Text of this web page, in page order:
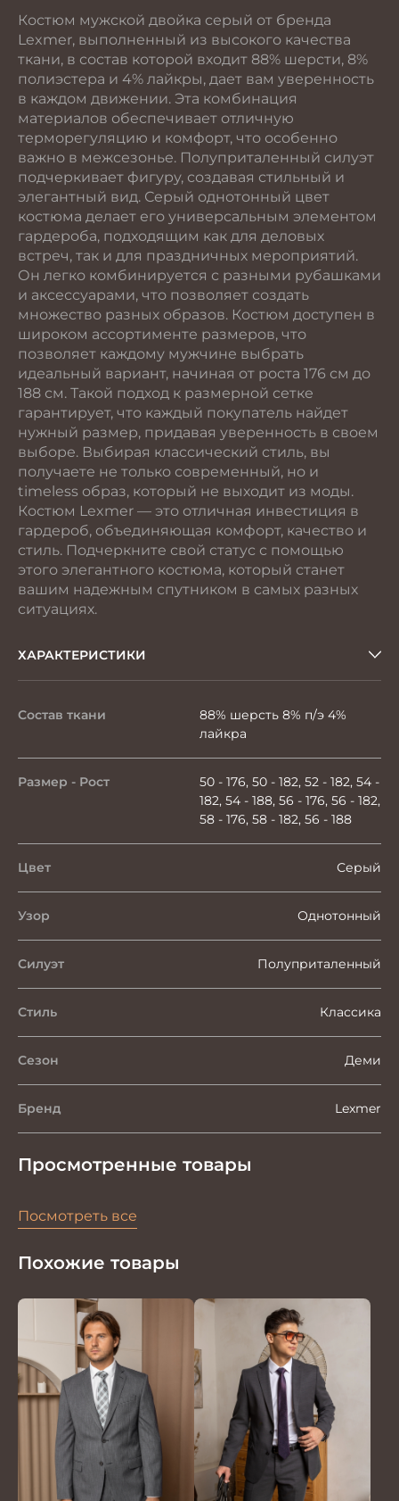
Костюм мужской двойка серый от бренда
Lexmer, выполненный из высокого качества
ткани, в состав которой входит 88% шерсти, 8%
полиэстера и 4% лайкры, дает вам уверенность
в каждом движении. Эта комбинация
материалов обеспечивает отличную
терморегуляцию и комфорт, что особенно
важно в межсезонье. Полуприталенный силуэт
подчеркивает фигуру, создавая стильный и
элегантный вид. Серый однотонный цвет
костюма делает его универсальным элементом
гардероба, подходящим как для деловых
встреч, так и для праздничных мероприятий.
Он легко комбинируется с разными рубашками
и аксессуарами, что позволяет создать
множество разных образов. Костюм доступен в
широком ассортименте размеров, что
позволяет каждому мужчине выбрать
идеальный вариант, начиная от роста 176 см до
188 см. Такой подход к размерной сетке
гарантирует, что каждый покупатель найдет
нужный размер, придавая уверенность в своем
выборе. Выбирая классический стиль, вы
получаете не только современный, но и
timeless образ, который не выходит из моды.
Костюм Lexmer — это отличная инвестиция в
гардероб, объединяющая комфорт, качество и
стиль. Подчеркните свой статус с помощью
этого элегантного костюма, который станет
вашим надежным спутником в самых разных
ситуациях.
ХАРАКТЕРИСТИКИ
Состав ткани
88% шерсть 8% п/э 4%
лайкра
Размер - Рост
50 - 176, 50 - 182, 52 - 182, 54 -
182, 54 - 188, 56 - 176, 56 - 182,
58 - 176, 58 - 182, 56 - 188
Цвет Серый
Узор Однотонный
Силуэт Полуприталенный
Стиль Классика
Сезон Деми
Бренд Lexmer
Просмотренные товары
Посмотреть все
Похожие товары